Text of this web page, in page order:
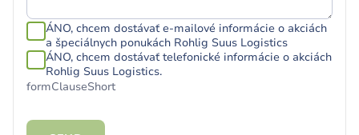
ÁNO, chcem dostávať e‑mailové informácie o akciách
a špeciálnych ponukách Rohlig Suus Logistics
ÁNO, chcem dostávať telefonické informácie o akciách
Rohlig Suus Logistics.
formClauseShort